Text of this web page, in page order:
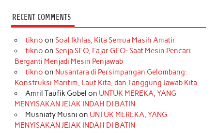
c
e
b
o
k
s
t
a
r
a
m
k
T
o
k
t
e
r
e
s
t
k
e
d
I
n
t
t
r
T
u
e
RECENT COMMENTS
tikno on Soal Ikhlas, Kita Semua Masih Amatir
tikno on Senja SEO, Fajar GEO: Saat Mesin Pencari
Berganti Menjadi Mesin Penjawab
tikno on Nusantara di Persimpangan Gelombang:
Konstruksi Maritim, Laut Kita, dan Tanggung Jawab Kita
Amril Taufik Gobel on UNTUK MEREKA, YANG
MENYISAKAN JEJAK INDAH DI BATIN
Musniaty Musni on UNTUK MEREKA, YANG
MENYISAKAN JEJAK INDAH DI BATIN